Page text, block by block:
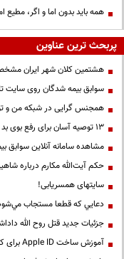
همه باید بدون اما و اگر، مطیع
پربحث ترین عناوین
هشتمین کلان شهر ایران
سوابق بیمه شدگان روی سایت
همجنس گرایی در شبکه من و
13 توصیه آسان برای رفع بوی بد دهان
مشاهده سامانه آنلاين سوابق
حكم آيت‌الله مكارم درباره
سایتهای همسریابی!
دعايي كه قطعا مستجاب
جزئیات جدید قتل روح الله
آموزش ساخت Apple ID برای کاربران ایرانی